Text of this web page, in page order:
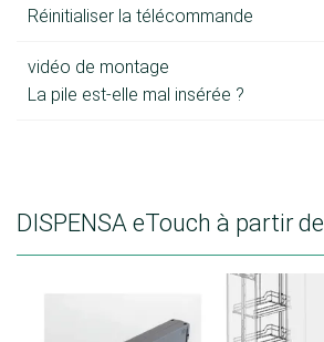
Réinitialiser la télécommande
vidéo de montage
La pile est-elle mal insérée ?
DISPENSA eTouch à partir de